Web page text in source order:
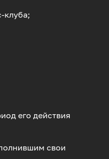
клуба;
его действия
свои